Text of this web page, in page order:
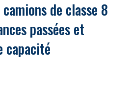
de classe 8
passées et
capacité